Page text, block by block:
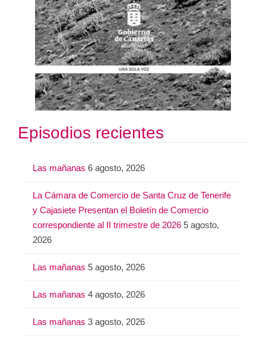
Episodios recientes
Las mañanas 6 agosto, 2026
La Cámara de Comercio de Santa Cruz de Tenerife
y Cajasiete Presentan el Boletín de Comercio
correspondiente al II trimestre de 2026 5 agosto,
2026
Las mañanas 5 agosto, 2026
Las mañanas 4 agosto, 2026
Las mañanas 3 agosto, 2026